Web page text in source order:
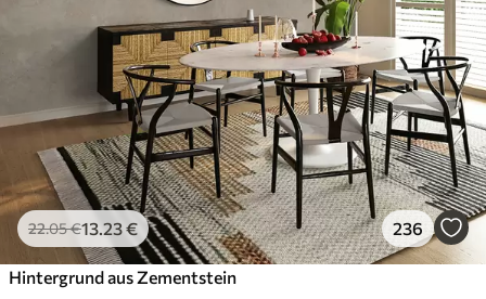
22.05€13 .23€ 236
Hintergrund aus Zementstein